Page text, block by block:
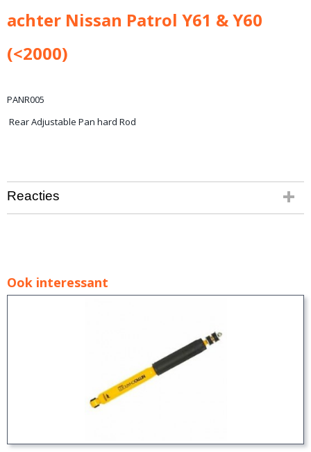
achter Nissan Patrol Y61 & Y60
(<2000)
PANR005
Rear Adjustable Pan hard Rod
Reacties
Ook interessant